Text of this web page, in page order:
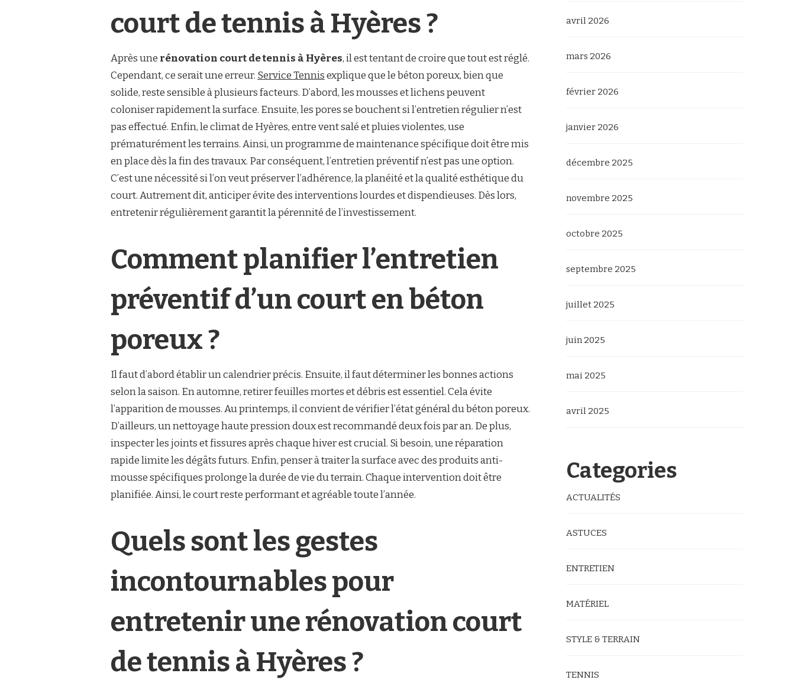
court de tennis à Hyères ?
Après une rénovation court de tennis à Hyères, il est tentant de croire que tout est réglé.
Cependant, ce serait une erreur. Service Tennisexplique que le béton poreux, bien que
solide, reste sensible à plusieurs facteurs. D’abord, les mousses et lichens peuvent
coloniser rapidement la surface. Ensuite, les pores se bouchent si l’entretien régulier n’est
pas effectué. Enfin, le climat de Hyères, entre vent salé et pluies violentes, use
prématurément les terrains. Ainsi, un programme de maintenance spécifique doit être mis
en place dès la fin des travaux. Par conséquent, l’entretien préventif n’est pas une option.
C’est une nécessité si l’on veut préserver l’adhérence, la planéité et la qualité esthétique du
court. Autrement dit, anticiper évite des interventions lourdes et dispendieuses. Dès lors,
entretenir régulièrement garantit la pérennité de l’investissement.
Comment planifier l’entretien
préventif d’un court en béton
poreux ?
Il faut d’abord établir un calendrier précis. Ensuite, il faut déterminer les bonnes actions
selon la saison. En automne, retirer feuilles mortes et débris est essentiel. Cela évite
l’apparition de mousses. Au printemps, il convient de vérifier l’état général du béton poreux.
D’ailleurs, un nettoyage haute pression doux est recommandé deux fois par an. De plus,
inspecter les joints et fissures après chaque hiver est crucial. Si besoin, une réparation
rapide limite les dégâts futurs. Enfin, penser à traiter la surface avec des produits anti-
mousse spécifiques prolonge la durée de vie du terrain. Chaque intervention doit être
planifiée. Ainsi, le court reste performant et agréable toute l’année.
Quels sont les gestes
incontournables pour
entretenir une rénovation court
de tennis à Hyères ?
avril 2026
mars 2026
février 2026
janvier 2026
décembre 2025
novembre 2025
octobre 2025
septembre 2025
juillet 2025
juin 2025
mai 2025
avril 2025
Categories
ACTUALITÉS
ASTUCES
ENTRETIEN
MATÉRIEL
STYLE & TERRAIN
TENNIS